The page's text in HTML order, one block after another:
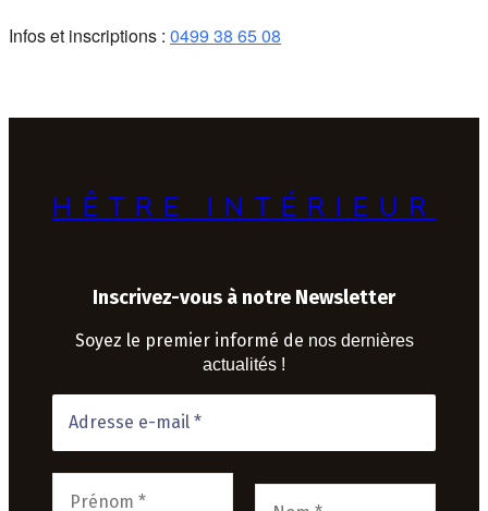
Infos et inscriptions : 0499 38 65 08
HÊTRE INTÉRIEUR
Inscrivez-vous à notre Newsletter
Soyez le premier informé de nos dernières
actualités !